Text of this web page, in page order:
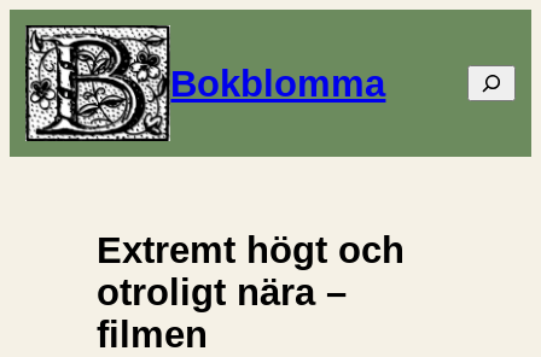
Bokblomma Sök
Extremt högt och
otroligt nära –
filmen